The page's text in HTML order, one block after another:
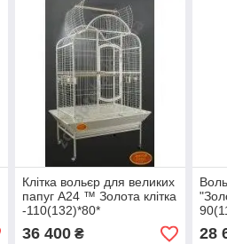
Клітка вольєр для великих
папуг A24 ™️ Золота клітка
-110(132)*80*
(102)*148(175)
36 400₴ 28